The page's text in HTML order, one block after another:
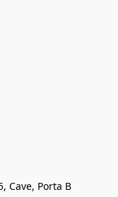
Cave, Porta B